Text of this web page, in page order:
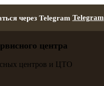
Telegram
центра
центров и ЦТО